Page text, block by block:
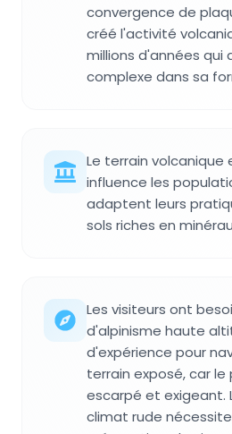
convergence de
créé l'activité
millions d'années qui
complexe dans sa
Le terrain volcanique
influence les
adaptent leurs
sols riches en
Les visiteurs ont
d'alpinisme haute
d'expérience pour
terrain exposé, car
escarpé et exigeant.
climat rude